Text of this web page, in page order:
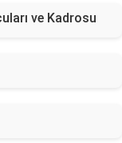
ve Kadrosu